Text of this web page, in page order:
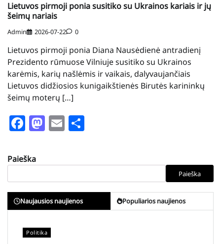
Lietuvos pirmoji ponia susitiko su Ukrainos kariais ir jų
šeimų nariais
Admin 2026-07-22 0
Lietuvos pirmoji ponia Diana Nausėdienė antradienį
Prezidento rūmuose Vilniuje susitiko su Ukrainos
karėmis, karių našlėmis ir vaikais, dalyvaujančiais
Lietuvos didžiosios kunigaikštienės Birutės karininkų
šeimų moterų […]
Facebook
Mastodon
Email
Paieška
Paieška
Naujausios naujienos Populiarios naujienos
Politika